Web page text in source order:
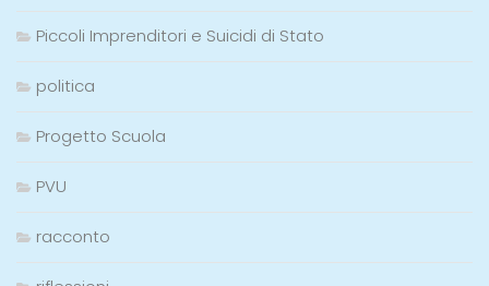
Piccoli Imprenditori e Suicidi di Stato
politica
Progetto Scuola
PVU
racconto